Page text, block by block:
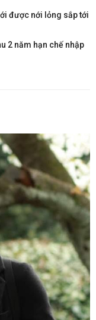
được nới lỏng sắp tới
2 năm hạn chế nhập